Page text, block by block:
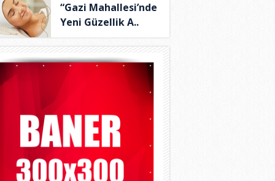
“Gazi Mahallesi’nde
Yeni Güzellik A..